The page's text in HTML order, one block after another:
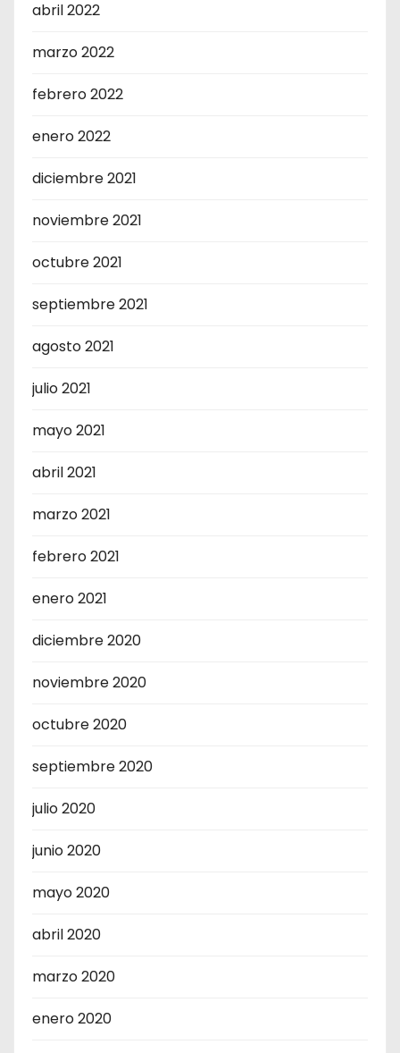
abril 2022
marzo 2022
febrero 2022
enero 2022
diciembre 2021
noviembre 2021
octubre 2021
septiembre 2021
agosto 2021
julio 2021
mayo 2021
abril 2021
marzo 2021
febrero 2021
enero 2021
diciembre 2020
noviembre 2020
octubre 2020
septiembre 2020
julio 2020
junio 2020
mayo 2020
abril 2020
marzo 2020
enero 2020